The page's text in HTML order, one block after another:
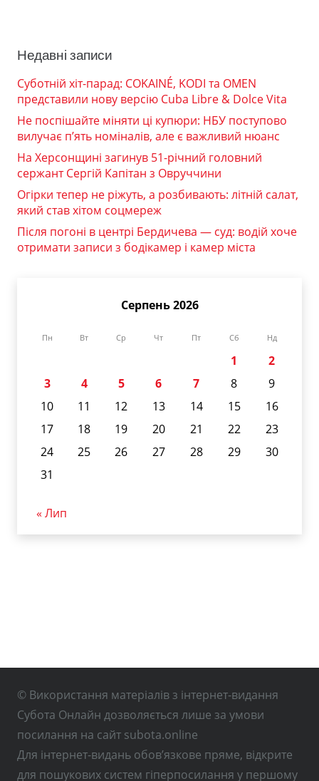
Недавні записи
Суботній хіт-парад: COKAINÉ, KODI та OMEN
представили нову версію Cuba Libre & Dolce Vita
Не поспішайте міняти ці купюри: НБУ поступово
вилучає п’ять номіналів, але є важливий нюанс
На Херсонщині загинув 51-річний головний
сержант Сергій Капітан з Овруччини
Огірки тепер не ріжуть, а розбивають: літній салат,
який став хітом соцмереж
Після погоні в центрі Бердичева — суд: водій хоче
отримати записи з бодікамер і камер міста
Серпень 2026
Пн Вт Ср Чт Пт Сб Нд
1
2
3
4 5 6 7 8
9
10
11 12 13 14 15
16
17
18 19 20 21 22
23
24
25 26 27 28 29
30
31
« Лип
© Використання матеріалів з інтернет-видання
Субота Онлайн дозволяється лише за умови
посилання на сайт subota.online
Для інтернет-видань обов’язкове пряме, відкрите
для пошукових систем гіперпосилання у першому